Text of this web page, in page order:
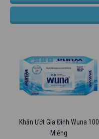
Khăn Ướt Gia Đình Wuna 100
Miếng